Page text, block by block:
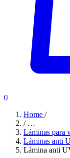
0
Home /
/ …
Láminas para
Láminas anti
Lámina anti